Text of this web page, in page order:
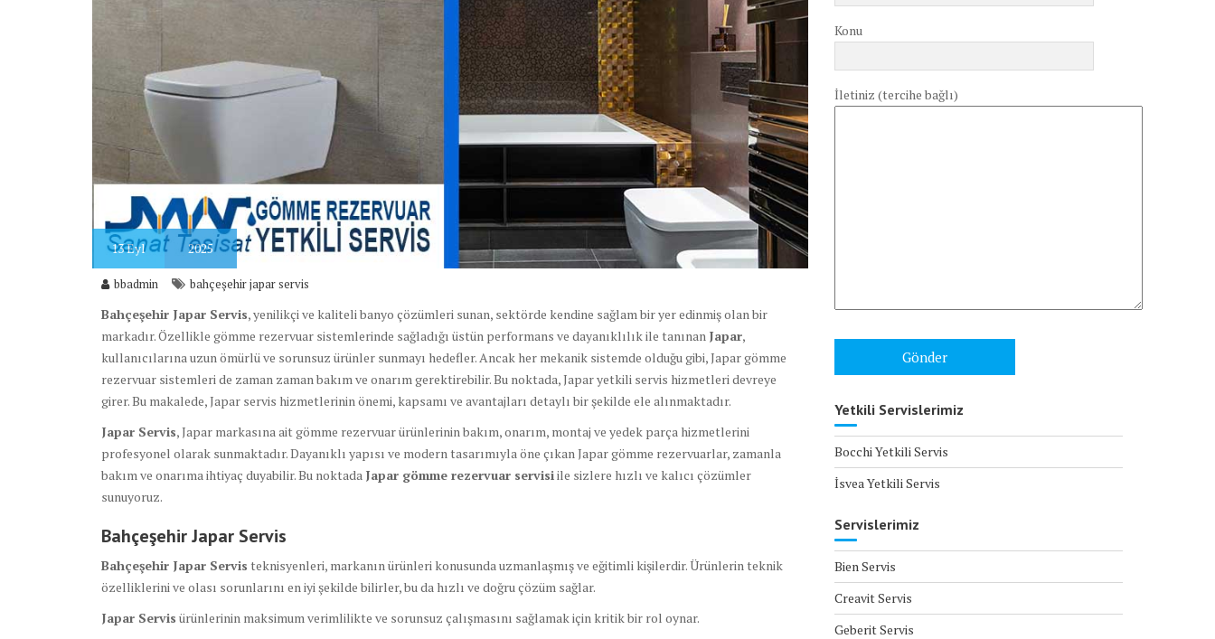
13Eyl 2025
bbadmin bahçeşehir japar servis
Bahçeşehir Japar Servis, yenilikçi ve kaliteli banyo çözümleri sunan, sektörde kendine sağlam bir yer edinmiş olan bir
markadır. Özellikle gömme rezervuar sistemlerinde sağladığı üstün performans ve dayanıklılık ile tanınan Japar,
kullanıcılarına uzun ömürlü ve sorunsuz ürünler sunmayı hedefler. Ancak her mekanik sistemde olduğu gibi, Japar gömme
rezervuar sistemleri de zaman zaman bakım ve onarım gerektirebilir. Bu noktada, Japar yetkili servis hizmetleri devreye
girer. Bu makalede, Japar servis hizmetlerinin önemi, kapsamı ve avantajları detaylı bir şekilde ele alınmaktadır.
Japar Servis, Japar markasına ait gömme rezervuar ürünlerinin bakım, onarım, montaj ve yedek parça hizmetlerini
profesyonel olarak sunmaktadır. Dayanıklı yapısı ve modern tasarımıyla öne çıkan Japar gömme rezervuarlar, zamanla
bakım ve onarıma ihtiyaç duyabilir. Bu noktada Japar gömme rezervuar servisiile sizlere hızlı ve kalıcı çözümler
sunuyoruz.
Bahçeşehir Japar Servis
Bahçeşehir Japar Servis teknisyenleri, markanın ürünleri konusunda uzmanlaşmış ve eğitimli kişilerdir. Ürünlerin teknik
özelliklerini ve olası sorunlarını en iyi şekilde bilirler, bu da hızlı ve doğru çözüm sağlar.
Japar Servis ürünlerinin maksimum verimlilikte ve sorunsuz çalışmasını sağlamak için kritik bir rol oynar.
Konu
İletiniz (tercihe bağlı)
Yetkili Servislerimiz
Bocchi Yetkili Servis
İsvea Yetkili Servis
Servislerimiz
Bien Servis
Creavit Servis
Geberit Servis